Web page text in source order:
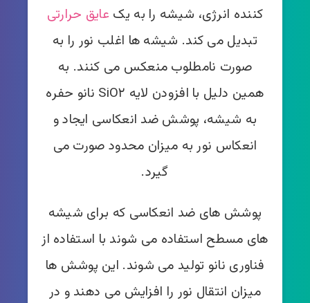
کننده انرژی، شیشه را به یک عایق حرارتی
تبدیل می کند. شیشه ها اغلب نور را به
صورت نامطلوب منعکس می کنند. به
همین دلیل با افزودن لایه SiO۲ نانو حفره
به شیشه، پوشش ضد انعکاسی ایجاد و
انعکاس نور به میزان محدود صورت می
گیرد.
پوشش های ضد انعکاسی که برای شیشه
های مسطح استفاده می شوند با استفاده از
فناوری نانو تولید می شوند. این پوشش ها
میزان انتقال نور را افزایش می دهند و در